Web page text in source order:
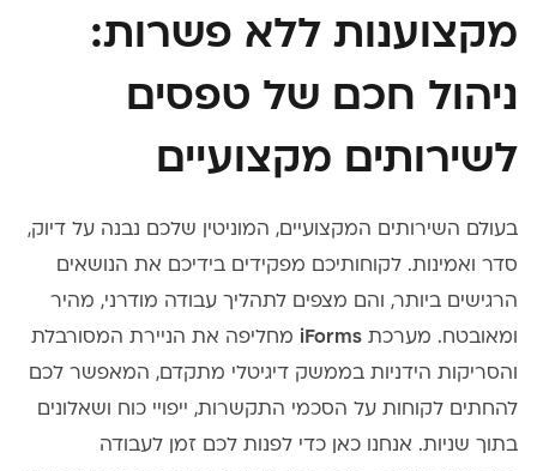
מקצוענות ללא פשרות:
ניהול חכם של טפסים
לשירותים מקצועיים
בעולם השירותים המקצועיים, המוניטין שלכם נבנה על דיוק,
סדר ואמינות. לקוחותיכם מפקידים בידיכם את הנושאים
הרגישים ביותר, והם מצפים לתהליך עבודה מודרני, מהיר
ומאובטח. מערכת iForms מחליפה את הניירת המסורבלת
והסריקות הידניות בממשק דיגיטלי מתקדם, המאפשר לכם
להחתים לקוחות על הסכמי התקשרות, ייפויי כוח ושאלונים
בתוך שניות. אנחנו כאן כדי לפנות לכם זמן לעבודה